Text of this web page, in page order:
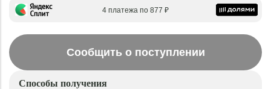
4 платежа по 877 ₽
Сообщить о поступлении
Способы получения